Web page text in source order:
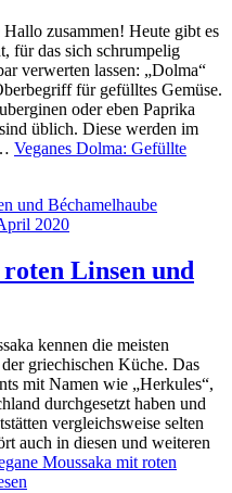
zusammen! Heute gibt es
für das sich schrumpelig
verwerten lassen: „Dolma“
für gefülltes Gemüse.
oder eben Paprika
üblich. Diese werden im
Veganes Dolma: Gefüllte
2020
Linsen und
kennen die meisten
griechischen Küche. Das
mit Namen wie „Herkules“,
durchgesetzt haben und
vergleichsweise selten
auch in diesen und weiteren
Moussaka mit roten